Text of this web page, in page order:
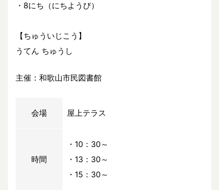
・8にち（にちようび）
【ちゅういじこう】
うてん ちゅうし
主催：和歌山市民図書館
会場 屋上テラス
時間
・10：30～
・13：30～
・15：30～